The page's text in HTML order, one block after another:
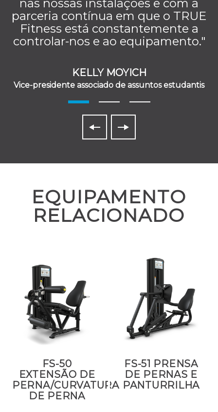
nas nossas instalações e com a
parceria contínua em que o TRUE
Fitness está constantemente a
controlar-nos e ao equipamento."
KELLY MOYICH
Vice-presidente associado de assuntos estudantis
EQUIPAMENTO
RELACIONADO
FS-50
EXTENSÃO DE
PERNA/CURVATURA
DE PERNA
FS-51 PRENSA
DE PERNAS E
PANTURRILHA